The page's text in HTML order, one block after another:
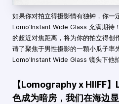
如果你对拍立得摄影情有独钟，你
Lomo'Instant Wide Glass 充满期待
的超近对焦距离，将为你的拍立得创
请了聚焦于男性摄影的一顆小瓜子率
Lomo'Instant Wide Glass 镜头下他
【Lomography x HIIFF
色成为暗房，我们在海边